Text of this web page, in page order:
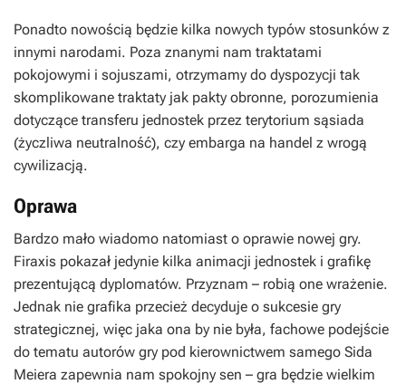
Ponadto nowością będzie kilka nowych typów stosunków z
innymi narodami. Poza znanymi nam traktatami
pokojowymi i sojuszami, otrzymamy do dyspozycji tak
skomplikowane traktaty jak pakty obronne, porozumienia
dotyczące transferu jednostek przez terytorium sąsiada
(życzliwa neutralność), czy embarga na handel z wrogą
cywilizacją.
Oprawa
Bardzo mało wiadomo natomiast o oprawie nowej gry.
Firaxis pokazał jedynie kilka animacji jednostek i grafikę
prezentującą dyplomatów. Przyznam – robią one wrażenie.
Jednak nie grafika przecież decyduje o sukcesie gry
strategicznej, więc jaka ona by nie była, fachowe podejście
do tematu autorów gry pod kierownictwem samego Sida
Meiera zapewnia nam spokojny sen – gra będzie wielkim